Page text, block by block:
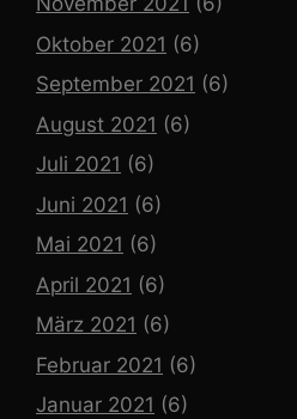
Oktober 2021 (6)
September 2021 (6)
August 2021 (6)
Juli 2021 (6)
Juni 2021 (6)
Mai 2021 (6)
April 2021 (6)
März 2021 (6)
Februar 2021 (6)
Januar 2021 (6)